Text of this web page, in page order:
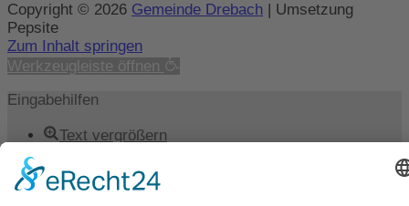
Copyright © 2026 Gemeinde Drebach | Umsetzung
Pepsite
Zum Inhalt springen
Werkzeugleiste öffnen
Eingabehilfen
Text vergrößern
Graustufen
Hoher Kontrast